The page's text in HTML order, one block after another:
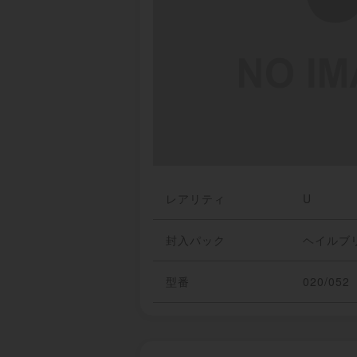
レアリティ U
封入パック ヘイル
型番 020/052